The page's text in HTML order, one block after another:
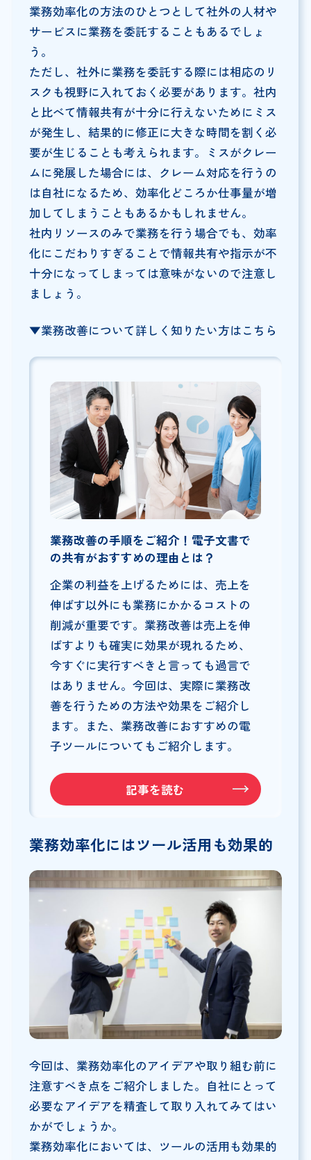
業務効率化の方法のひとつとして社外の人材や
サービスに業務を委託することもあるでしょ
う。
ただし、社外に業務を委託する際には相応のリ
スクも視野に入れておく必要があります。社内
と比べて情報共有が十分に行えないためにミス
が発生し、結果的に修正に大きな時間を割く必
要が生じることも考えられます。ミスがクレー
ムに発展した場合には、クレーム対応を行うの
は自社になるため、効率化どころか仕事量が増
加してしまうこともあるかもしれません。
社内リソースのみで業務を行う場合でも、効率
化にこだわりすぎることで情報共有や指示が不
十分になってしまっては意味がないので注意し
ましょう。
▼業務改善について詳しく知りたい方はこちら
記事を読む
業務改善の手順をご紹介！電子文書で
の共有がおすすめの理由とは？
企業の利益を上げるためには、売上を
伸ばす以外にも業務にかかるコストの
削減が重要です。業務改善は売上を伸
ばすよりも確実に効果が現れるため、
今すぐに実行すべきと言っても過言で
はありません。今回は、実際に業務改
善を行うための方法や効果をご紹介し
ます。また、業務改善におすすめの電
子ツールについてもご紹介します。
業務効率化にはツール活用も効果的
今回は、業務効率化のアイデアや取り組む前に
注意すべき点をご紹介しました。自社にとって
必要なアイデアを精査して取り入れてみてはい
かがでしょうか。
業務効率化においては、ツールの活用も効果的